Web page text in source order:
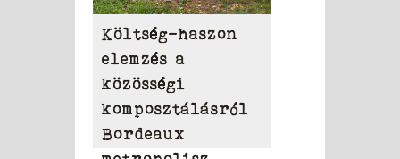
Költség-haszon
elemzés a
közösségi
komposztálásról
Bordeaux